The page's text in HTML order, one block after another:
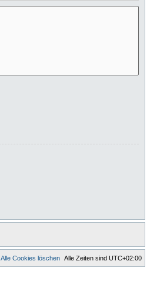
Alle Zeiten sind UTC+02:00
Alle Cookies löschen